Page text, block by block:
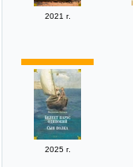
2021 г.
2025 г.